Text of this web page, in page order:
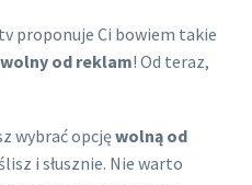
proponuje Ci bowiem takie
wolny od reklam! Od teraz,
wybrać opcjęwolną od
i słusznie. Nie warto